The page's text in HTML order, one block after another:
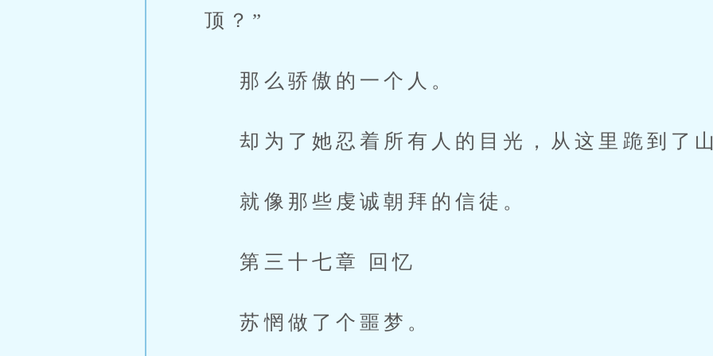
顶？”
那么骄傲的一个人。
却为了她忍着所有人的目光，从这里跪到了
就像那些虔诚朝拜的信徒。
第三十七章 回忆
苏惘做了个噩梦。